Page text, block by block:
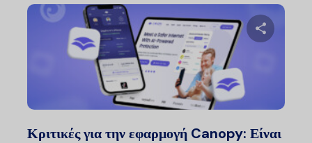
Κριτικές για την εφαρμογή Canopy: Είναι